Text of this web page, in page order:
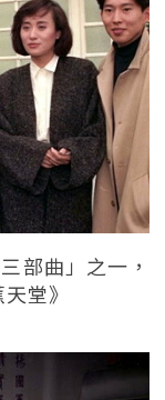
部曲」之一，
堂》